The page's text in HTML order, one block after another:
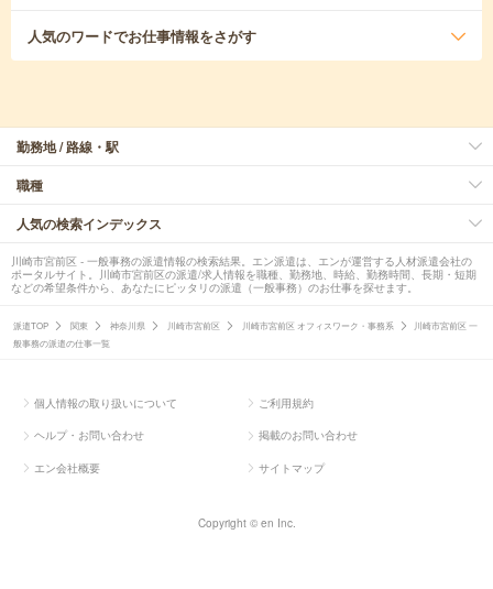
人気のワードでお仕事情報をさがす
勤務地 / 路線・駅
職種
人気の検索インデックス
川崎市宮前区 - 一般事務の派遣情報の検索結果。エン派遣は、エンが運営する人材派遣会社の
ポータルサイト。川崎市宮前区の派遣/求人情報を職種、勤務地、時給、勤務時間、長期・短期
などの希望条件から、あなたにピッタリの派遣（一般事務）のお仕事を探せます。
派遣TOP 関東 神奈川県 川崎市宮前区 川崎市宮前区 オフィスワーク・事務系
川崎市宮前区 一
般事務の派遣の仕事一覧
個人情報の取り扱いについて ご利用規約
ヘルプ・お問い合わせ 掲載のお問い合わせ
エン会社概要 サイトマップ
Copyright © en Inc.